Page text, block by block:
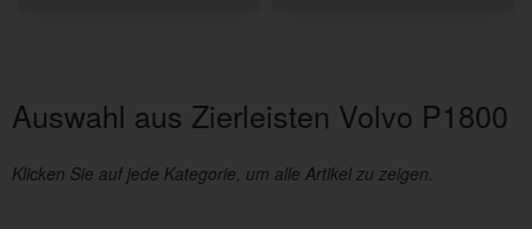
Auswahl aus Zierleisten Volvo P1800
Klicken Sie auf jede Kategorie, um alle Artikel zu zeigen.